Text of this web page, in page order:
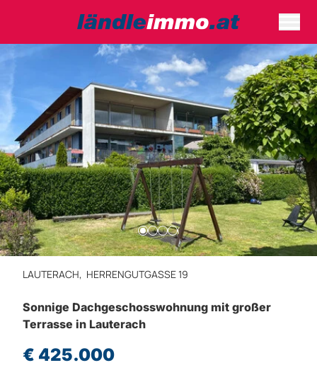
LAUTERACH, HERRENGUTGASSE 19
Sonnige Dachgeschosswohnung mit großer
Terrasse in Lauterach
€ 425.000